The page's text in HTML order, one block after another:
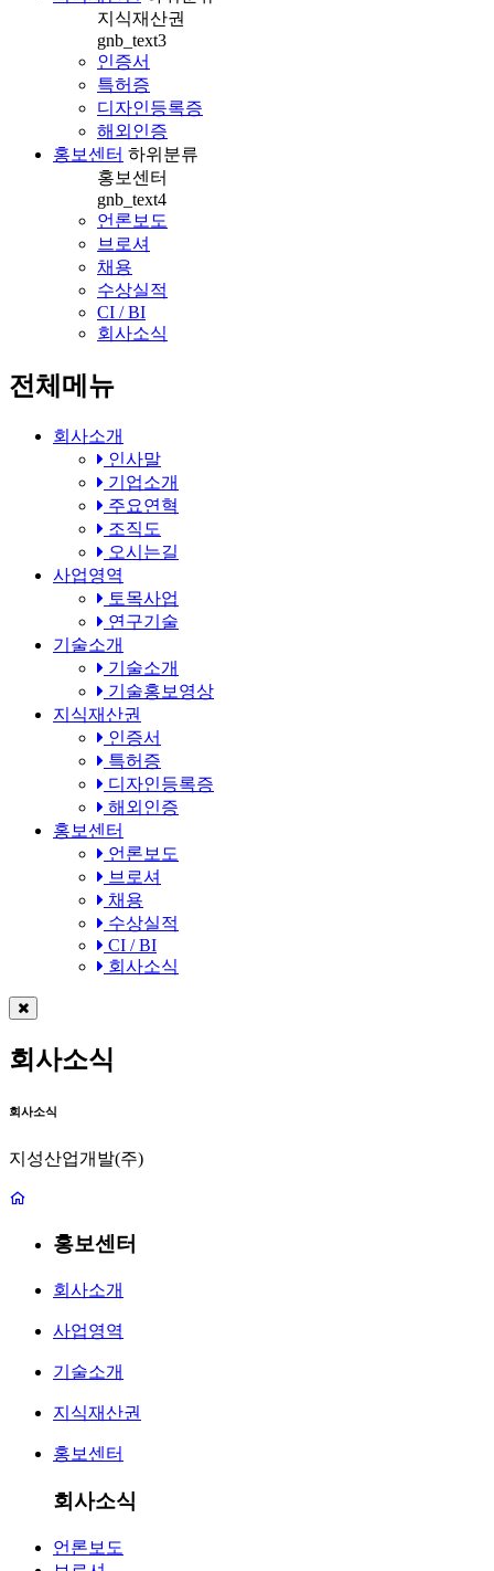
지식재산권
gnb_text3
인증서
특허증
디자인등록증
해외인증
홍보센터 하위분류
홍보센터
gnb_text4
언론보도
브로셔
채용
수상실적
CI / BI
회사소식
전체메뉴
회사소개
인사말
기업소개
주요연혁
조직도
오시는길
사업영역
토목사업
연구기술
기술소개
기술소개
기술홍보영상
지식재산권
인증서
특허증
디자인등록증
해외인증
홍보센터
언론보도
브로셔
채용
수상실적
CI / BI
회사소식
회사소식
회사소식
지성산업개발(주)
홍보센터
회사소개
사업영역
기술소개
지식재산권
홍보센터
회사소식
언론보도